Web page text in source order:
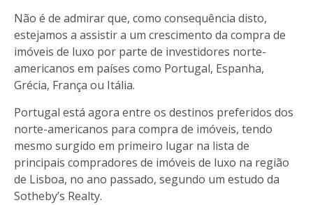
Não é de admirar que, como consequência disto,
estejamos a assistir a um crescimento da compra de
imóveis de luxo por parte de investidores norte-
americanos em países como Portugal, Espanha,
Grécia, França ou Itália.
Portugal está agora entre os destinos preferidos dos
norte-americanos para compra de imóveis, tendo
mesmo surgido em primeiro lugar na lista de
principais compradores de imóveis de luxo na região
de Lisboa, no ano passado, segundo um estudo da
Sotheby’s Realty.